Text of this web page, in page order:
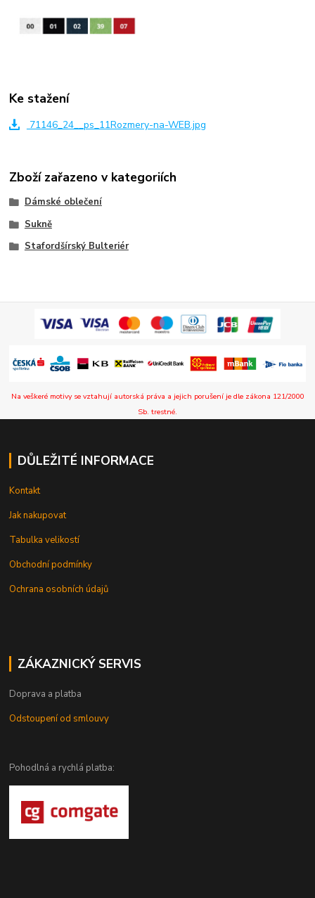
Ke stažení
71146_24__ps_11Rozmery-na-WEB.jpg
Zboží zařazeno v kategoriích
Dámské oblečení
Sukně
Stafordšírský Bulteriér
Na veškeré motivy se vztahují autorská práva a jejich porušení je dle zákona 121/2000
Sb. trestné.
DŮLEŽITÉ INFORMACE
Kontakt
Jak nakupovat
Tabulka velikostí
Obchodní podmínky
Ochrana osobních údajů
ZÁKAZNICKÝ SERVIS
Doprava a platba
Odstoupení od smlouvy
Pohodlná a rychlá platba: